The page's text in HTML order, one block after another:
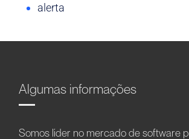
alerta
Algumas informações
Somos líder no mercado de software